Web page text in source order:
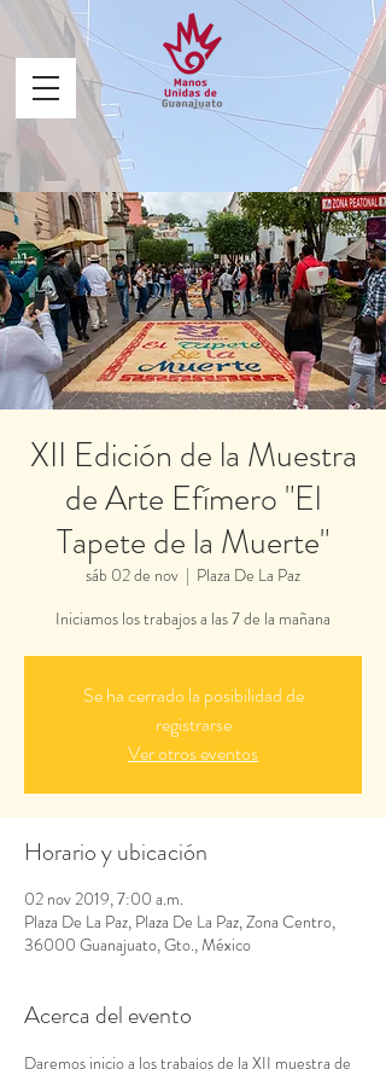
XII Edición de la Muestra
de Arte Efímero "El
Tapete de la Muerte"
sáb 02 de nov
  |
Plaza De La Paz
Iniciamos los trabajos a las 7 de la mañana
Se ha cerrado la posibilidad de
registrarse
Ver otros eventos
Horario y ubicación
02 nov 2019, 7:00 a.m.
Plaza De La Paz, Plaza De La Paz, Zona Centro,
36000 Guanajuato, Gto., México
Acerca del evento
Daremos inicio a los trabajos de la XII muestra de